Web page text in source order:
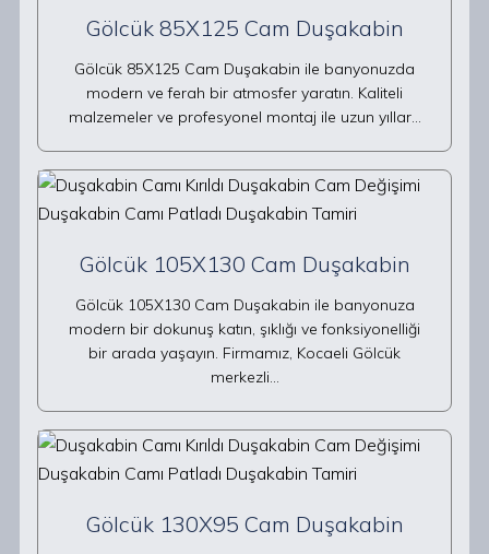
Gölcük 85X125 Cam Duşakabin
Gölcük 85X125 Cam Duşakabin ile banyonuzda
modern ve ferah bir atmosfer yaratın. Kaliteli
malzemeler ve profesyonel montaj ile uzun yıllar…
Gölcük 105X130 Cam Duşakabin
Gölcük 105X130 Cam Duşakabin ile banyonuza
modern bir dokunuş katın, şıklığı ve fonksiyonelliği
bir arada yaşayın. Firmamız, Kocaeli Gölcük
merkezli…
Gölcük 130X95 Cam Duşakabin